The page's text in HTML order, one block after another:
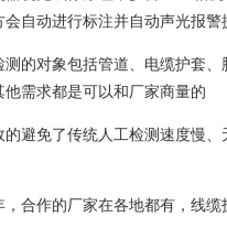
自动进行标注并自动声光报警
对象包括管道、电缆护套、
需求都是可以和厂家商量的
免了传统人工检测速度慢、
合作的厂家在各地都有，线